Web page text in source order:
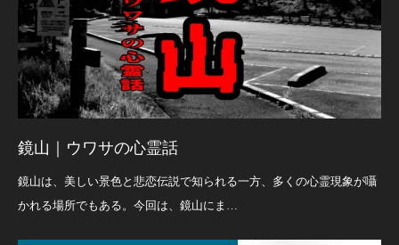
鏡山｜ウワサの心霊話
鏡山は、美しい景色と悲恋伝説で知られる一方、多くの心霊現象が囁
かれる場所でもある。今回は、鏡山にま…